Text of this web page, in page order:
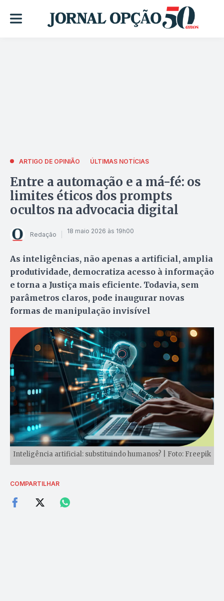
ARTIGO DE OPINIÃO ÚLTIMAS NOTÍCIAS
Entre a automação e a má-fé: os
limites éticos dos prompts
ocultos na advocacia digital
Redação 18 maio 2026 às 19h00
As inteligências, não apenas a artificial, amplia
produtividade, democratiza acesso à informação
e torna a Justiça mais eficiente. Todavia, sem
parâmetros claros, pode inaugurar novas
formas de manipulação invisível
Inteligência artificial: substituindo humanos? | Foto: Freepik
COMPARTILHAR